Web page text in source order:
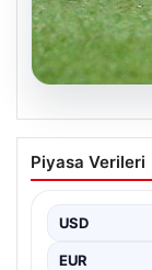
Bugün
günün
Piyasa Verileri
USD
EUR